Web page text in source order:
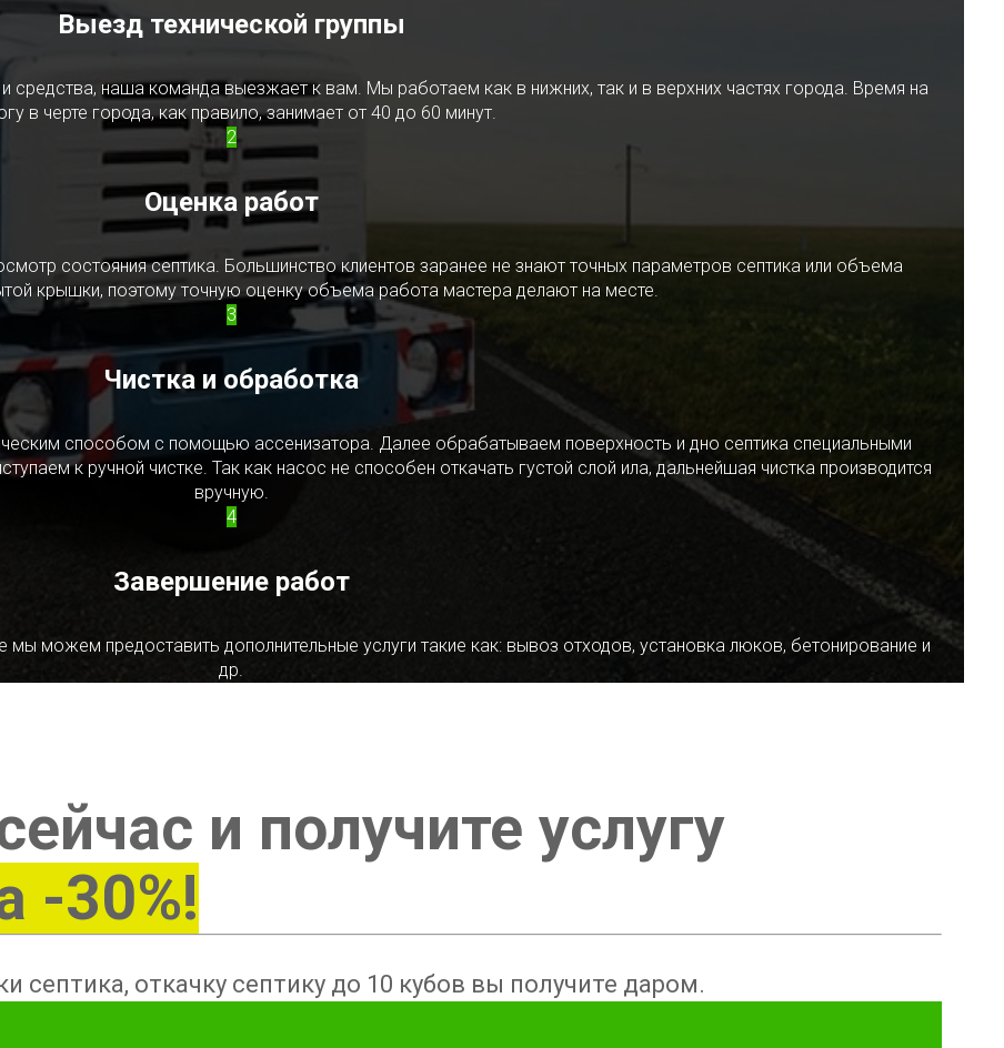
Выезд технической группы
средства, наша команда выезжает к вам. Мы работаем как в нижних, так и в верхних частях города. Время на
в черте города, как правило, занимает от 40 до 60 минут.
2
Оценка работ
состояния септика. Большинство клиентов заранее не знают точных параметров септика или объема
крышки, поэтому точную оценку объема работа мастера делают на месте.
3
Чистка и обработка
способом с помощью ассенизатора. Далее обрабатываем поверхность и дно септика специальными
к ручной чистке. Так как насос не способен откачать густой слой ила, дальнейшая чистка производится
вручную.
4
Завершение работ
мы можем предоставить дополнительные услуги такие как: вывоз отходов, установка люков, бетонирование и
др.
и получите услугу
-30%!
септика, откачку септику до 10 кубов вы получите даром.